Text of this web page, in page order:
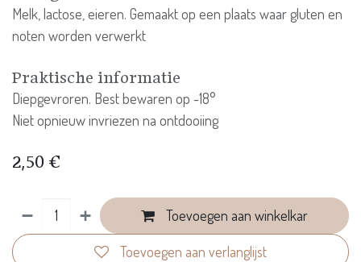
Melk, lactose, eieren. Gemaakt op een plaats waar gluten en
noten worden verwerkt
Praktische informatie
Diepgevroren. Best bewaren op -18°
Niet opnieuw invriezen na ontdooiing
2,50 €
Toevoegen aan winkelkar
Toevoegen aan verlanglijst